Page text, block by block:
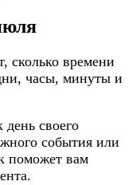
сколько времени
часы, минуты и
своего
события или
поможет вам